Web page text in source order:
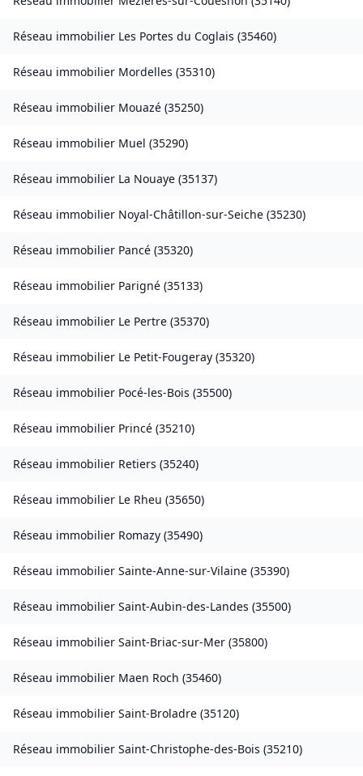
Réseau immobilier Les Portes du Coglais (35460)
Réseau immobilier Mordelles (35310)
Réseau immobilier Mouazé (35250)
Réseau immobilier Muel (35290)
Réseau immobilier La Nouaye (35137)
Réseau immobilier Noyal-Châtillon-sur-Seiche (35230)
Réseau immobilier Pancé (35320)
Réseau immobilier Parigné (35133)
Réseau immobilier Le Pertre (35370)
Réseau immobilier Le Petit-Fougeray (35320)
Réseau immobilier Pocé-les-Bois (35500)
Réseau immobilier Princé (35210)
Réseau immobilier Retiers (35240)
Réseau immobilier Le Rheu (35650)
Réseau immobilier Romazy (35490)
Réseau immobilier Sainte-Anne-sur-Vilaine (35390)
Réseau immobilier Saint-Aubin-des-Landes (35500)
Réseau immobilier Saint-Briac-sur-Mer (35800)
Réseau immobilier Maen Roch (35460)
Réseau immobilier Saint-Broladre (35120)
Réseau immobilier Saint-Christophe-des-Bois (35210)